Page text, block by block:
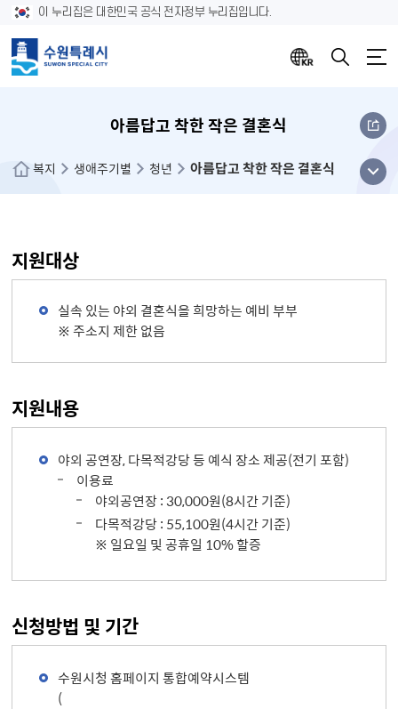
이 누리집은 대한민국 공식 전자정부 누리집입니다.
아름답고 착한 작은 결혼식
복지 생애주기별 청년 아름답고 착한 작은 결혼식
메뉴
열기
지원대상
실속 있는 야외 결혼식을 희망하는 예비 부부
※ 주소지 제한 없음
지원내용
야외 공연장, 다목적강당 등 예식 장소 제공(전기 포함)
이용료
야외공연장 : 30,000원(8시간 기준)
다목적강당 : 55,100원(4시간 기준)
※ 일요일 및 공휴일 10% 할증
신청방법 및 기간
수원시청 홈페이지 통합예약시스템
(